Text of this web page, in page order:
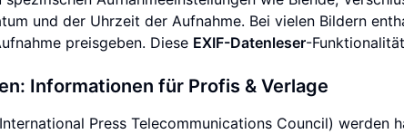
und der Uhrzeit der Aufnahme. Bei vielen Bildern
preisgeben. Diese EXIF-Datenleser-
Informationen für Profis & Verlage
Press Telecommunications Council) werden